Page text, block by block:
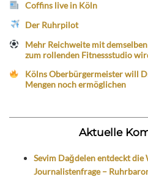
Coffins live in Köln
Der Ruhrpilot
Mehr Reichweite mit
zum rollenden Fitnessstudio
Kölns Oberbürgermeister will
Mengen noch ermöglichen
Aktuelle
Sevim Dağdelen entdeckt
Journalistenfrage –